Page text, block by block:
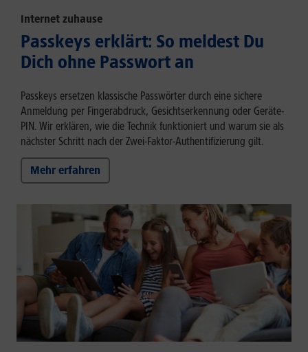
Internet zuhause
Passkeys erklärt: So meldest Du
Dich ohne Passwort an
Passkeys ersetzen klassische Passwörter durch eine sichere
Anmeldung per Fingerabdruck, Gesichtserkennung oder Geräte-
PIN. Wir erklären, wie die Technik funktioniert und warum sie als
nächster Schritt nach der Zwei-Faktor-Authentifizierung gilt.
Mehr erfahren